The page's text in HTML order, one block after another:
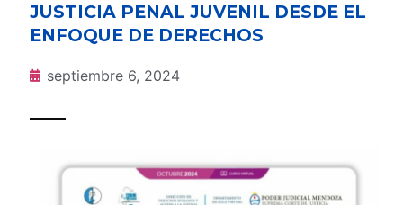
JUSTICIA PENAL JUVENIL DESDE EL
ENFOQUE DE DERECHOS
septiembre 6, 2024